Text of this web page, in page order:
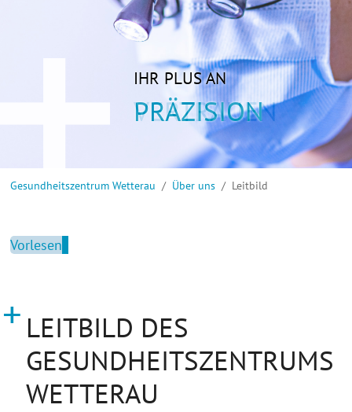
IHR PLUS AN
VERTRAUEN
Gesundheitszentrum Wetterau Über uns Leitbild
Vorlesen
LEITBILD DES
GESUNDHEITSZENTRUMS
WETTERAU